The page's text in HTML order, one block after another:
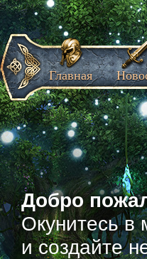
Добро
Окунитесь в
и создайте
Главная